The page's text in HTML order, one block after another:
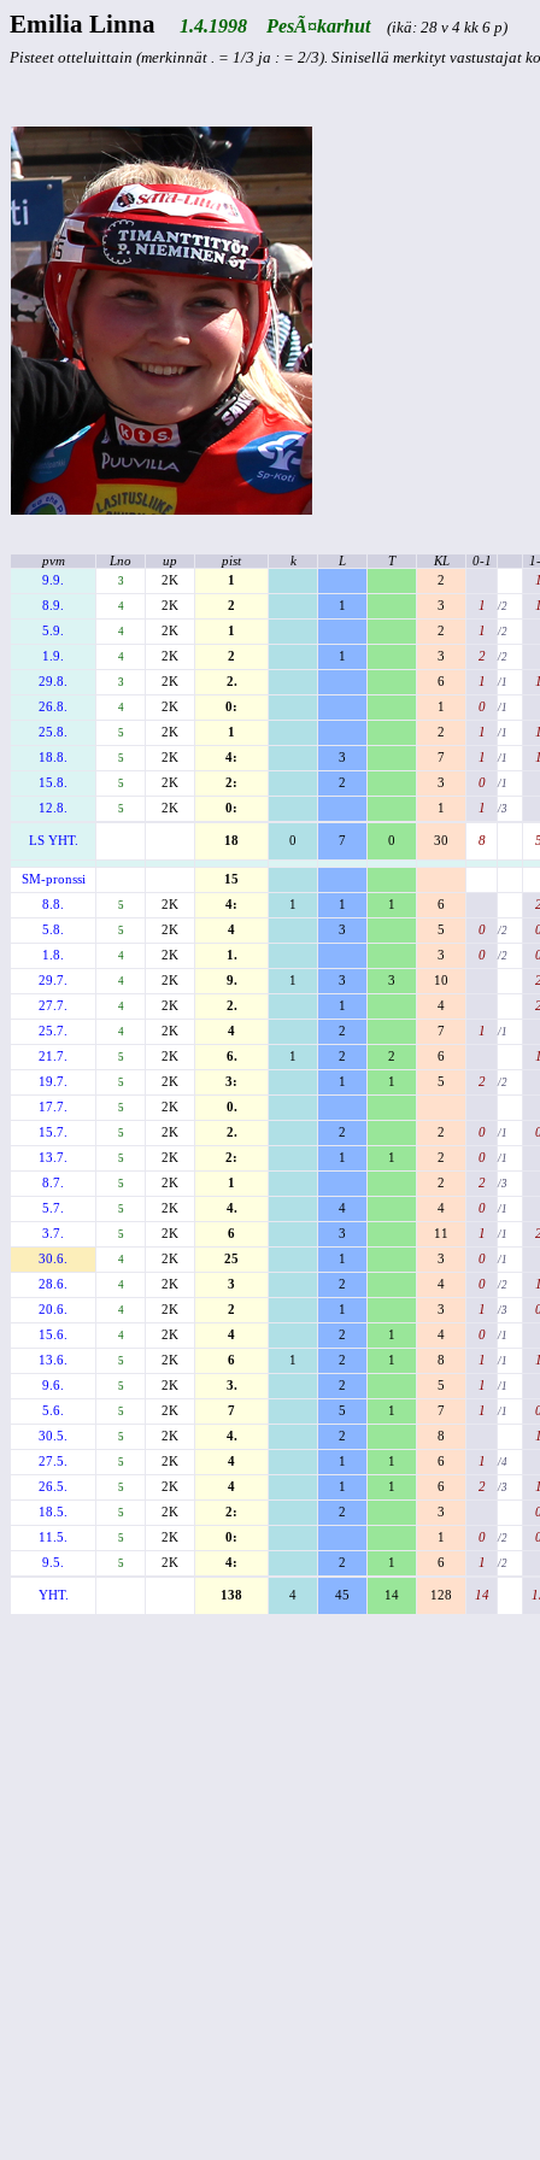
Emilia Linna 1.4.1998 PesÃ¤karhut
(ikä: 28 v 4 kk 6 p)
Pisteet otteluittain (merkinnät . = 1/3 ja : = 2/3). Sinisellä merkityt vastustajat
pvm Lno up pist k L T KL 0-1
9.9.
3 2K 1 2
8.9.
4 2K 2 1 3 1 /2
5.9.
4 2K 1 2 1 /2
1.9. 4 2K 2 1 3 2 /2
29.8. 3 2K 2. 6 1 /1
26.8.
4 2K 0: 1 0 /1
25.8. 5 2K 1 2 1 /1
18.8.
5 2K 4: 3 7 1 /1
15.8.
5 2K 2: 2 3 0 /1
12.8. 5 2K 0: 1 1 /3
LS YHT. 18 0 7 0 30 8
SM-pronssi
15
8.8.
5 2K 4: 1 1 1 6
5.8.
5 2K 4 3 5 0 /2
1.8.
4 2K 1. 3 0 /2
29.7.
4 2K 9. 1 3 3 10
27.7.
4 2K 2. 1 4
25.7.
4 2K 4 2 7 1 /1
21.7. 5 2K 6. 1 2 2 6
19.7.
5 2K 3: 1 1 5 2 /2
17.7. 5 2K
0.
15.7.
5 2K 2. 2 2 0 /1
13.7.
5 2K 2: 1 1 2 0 /1
8.7. 5 2K 1 2 2 /3
5.7. 5 2K 4. 4 4 0 /1
3.7. 5 2K 6 3 11 1 /1
30.6.
4 2K 25 1 3 0 /1
28.6. 4 2K 3 2 4 0 /2
20.6.
4 2K 2 1 3 1 /3
15.6.
4 2K 4 2 1 4 0 /1
13.6. 5 2K 6 1 2 1 8 1 /1
9.6.
5 2K 3. 2 5 1 /1
5.6. 5 2K 7 5 1 7 1 /1
30.5.
5 2K 4. 2 8
27.5.
5 2K 4 1 1 6 1 /4
26.5. 5 2K 4 1 1 6 2 /3
18.5.
5 2K 2: 2 3
11.5.
5 2K 0: 1 0 /2
9.5.
5 2K 4: 2 1 6 1 /2
YHT. 138 4 45 14 128 14